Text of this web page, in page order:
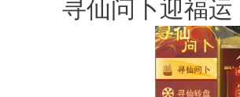
寻仙问卜迎福运